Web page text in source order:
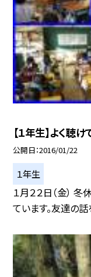
【１年生】よく聴け
公開日 2016/01/22
１年生
１月２２日（金）
ています。友達の